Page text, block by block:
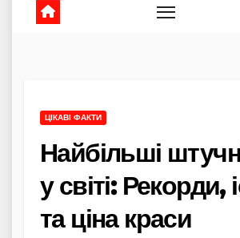
ЦІКАВІ ФАКТИ
Найбільші
у світі: Рекорди,
та ціна краси